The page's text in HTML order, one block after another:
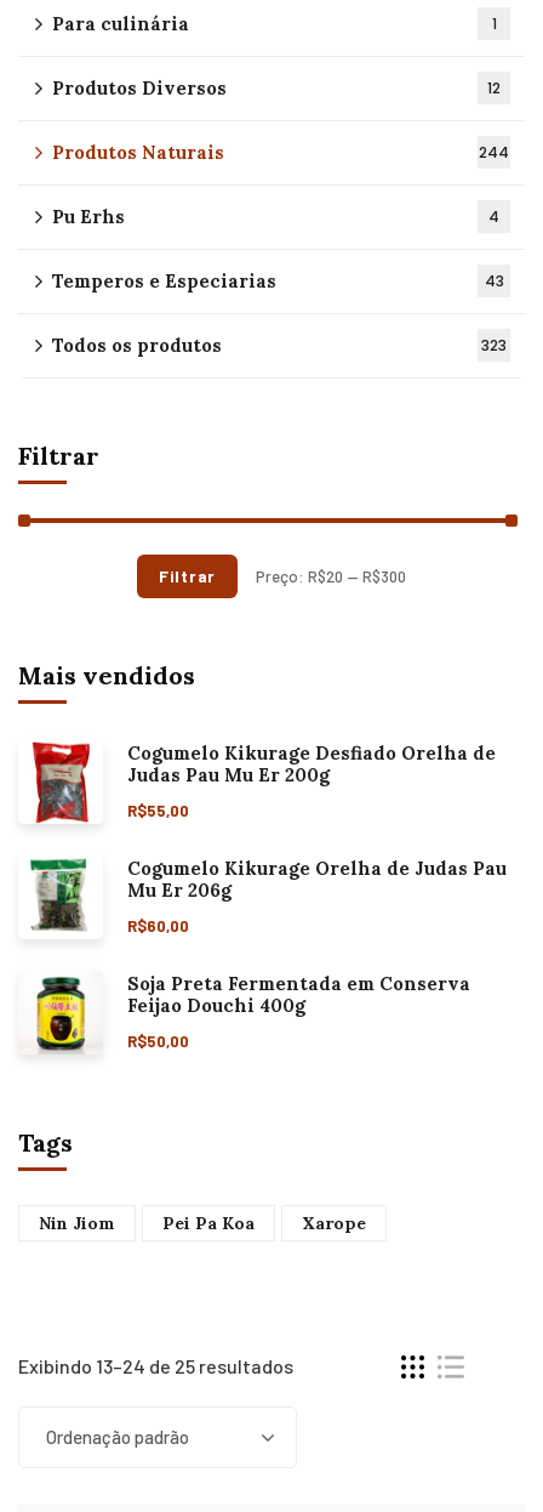
Exibindo 13–24 de 25 resultados
Ordenação padrão
Para culinária 1
Produtos Diversos 12
Produtos Naturais 244
Pu Erhs 4
Temperos e Especiarias 43
Todos os produtos 323
Filtrar
Filtrar Preço: R$20 — R$300
Mais vendidos
Cogumelo Kikurage Desfiado Orelha de
Judas Pau Mu Er 200g
R$55,00
Cogumelo Kikurage Orelha de Judas Pau
Mu Er 206g
R$60,00
Soja Preta Fermentada em Conserva
Feijao Douchi 400g
R$50,00
Tags
Nin Jiom Pei Pa Koa Xarope